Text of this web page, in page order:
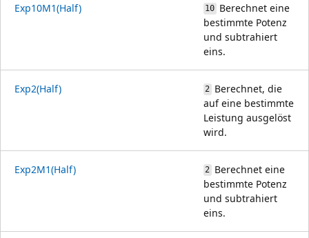
Exp10M1(Half) 10Berechnet eine
bestimmte Potenz
und subtrahiert
eins.
Exp2(Half) 2Berechnet, die
auf eine bestimmte
Leistung ausgelöst
wird.
Exp2M1(Half) 2Berechnet eine
bestimmte Potenz
und subtrahiert
eins.